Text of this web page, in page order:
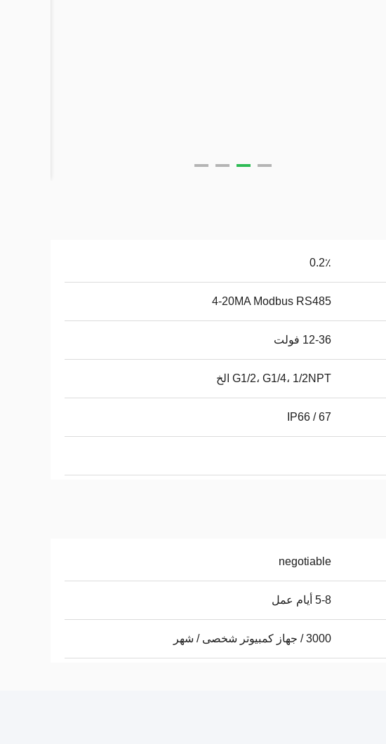
0.2٪
4-20MA Modbus RS485
12-36 فولت
G1/2، G1/4، 1/2NPT الخ
IP66 / 67
negotiable
5-8 أيام عمل
3000 / جهاز كمبيوتر شخصى / شهر